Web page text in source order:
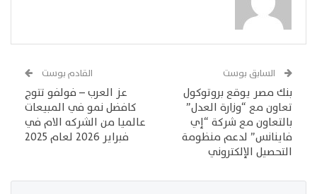
السابق بوست
بنك مصر يوقع بروتوكول
تعاون مع “وزارة العدل”
بالتعاون مع شركة “إي
فاينانس” لدعم منظومة
التحصيل الإلكتروني
القادم بوست
عز العرب – فولفو تتوج
كافضل نمو في المبيعات
عالميا من الشركه الام في
فبراير 2026 لعام 2025